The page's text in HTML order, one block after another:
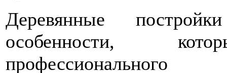
Деревянные
особенности,